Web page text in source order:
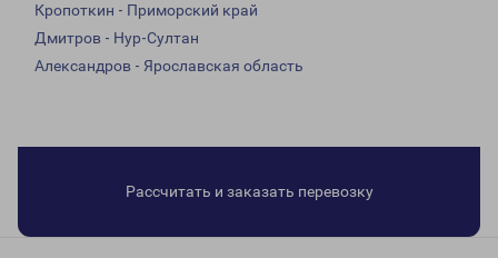
Кропоткин - Приморский край
Дмитров - Нур-Султан
Александров - Ярославская область
Рассчитать и заказать перевозку